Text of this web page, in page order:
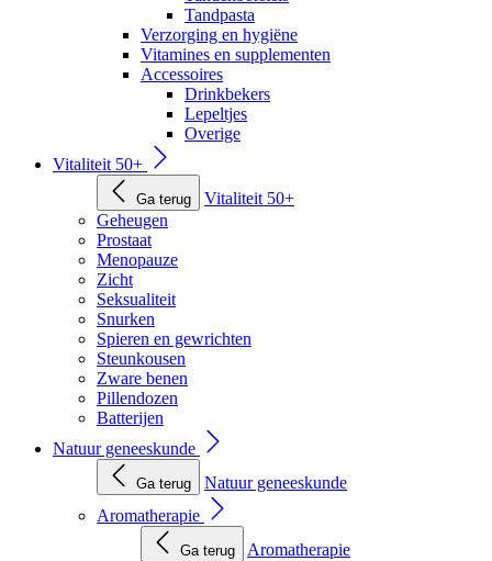
Tandpasta
Verzorging en hygiëne
Vitamines en supplementen
Accessoires
Drinkbekers
Lepeltjes
Overige
Vitaliteit 50+
Ga terug
Vitaliteit 50+
Geheugen
Prostaat
Menopauze
Zicht
Seksualiteit
Snurken
Spieren en gewrichten
Steunkousen
Zware benen
Pillendozen
Batterijen
Natuur geneeskunde
Ga terug
Natuur geneeskunde
Aromatherapie
Ga terug
Aromatherapie